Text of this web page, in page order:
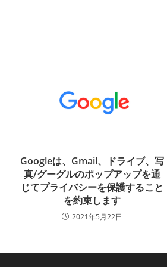
Googleは、Gmail、ドライブ、写
真/グーグルのポップアップを通
じてプライバシーを保護すること
を約束します
2021年5月22日